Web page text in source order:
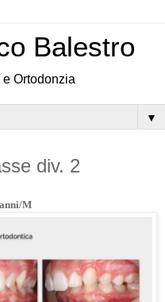
Balestro
Ortodonzia
▼
div. 2
M